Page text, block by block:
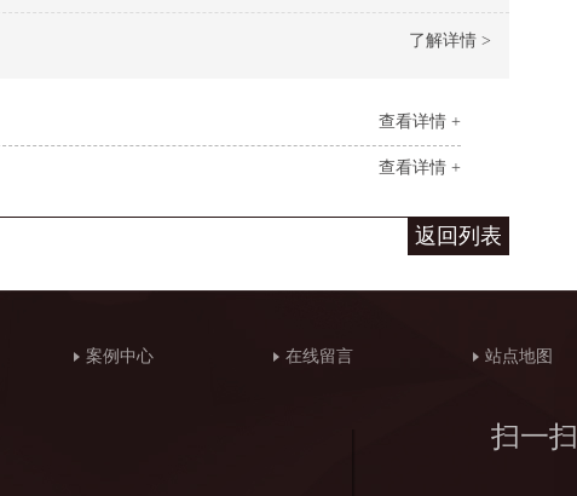
了解详情 >
查看详情 +
查看详情 +
返回列表
案例中心 在线留言 站点地图
扫一扫